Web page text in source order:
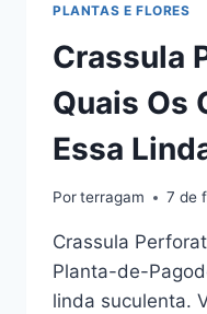
PLANTAS E FLORES
Crassula
Quais Os
Essa
Porterragam 7 de
Crassula
Planta-de-
linda suculenta.